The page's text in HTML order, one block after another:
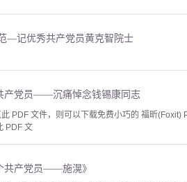
—记优秀共产党员黄克智院士
产党员——沉痛悼念钱锡康同志
PDF 文件，则可以下载免费小巧的 福昕
PDF 文
共产党员——施滉》